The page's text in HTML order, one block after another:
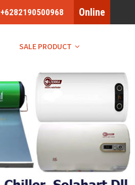
+6282190500968 Online
SALE PRODUCT